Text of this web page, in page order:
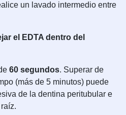
un lavado intermedio entre
el EDTA dentro del
60 segundos. Superar de
(más de 5 minutos) puede
de la dentina peritubular e